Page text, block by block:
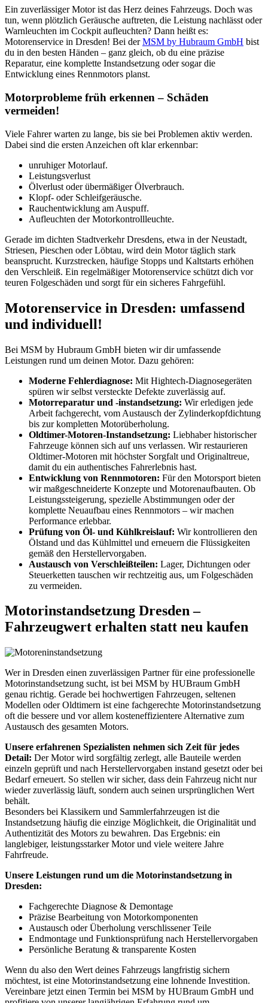
Ein zuverlässiger Motor ist das Herz deines Fahrzeugs. Doch was
tun, wenn plötzlich Geräusche auftreten, die Leistung nachlässt oder
Warnleuchten im Cockpit aufleuchten? Dann heißt es:
Motorenservice in Dresden! Bei derMSM by Hubraum GmbH bist
du in den besten Händen – ganz gleich, ob du eine präzise
Reparatur, eine komplette Instandsetzung oder sogar die
Entwicklung eines Rennmotors planst.
Motorprobleme früh erkennen – Schäden
vermeiden!
Viele Fahrer warten zu lange, bis sie bei Problemen aktiv werden.
Dabei sind die ersten Anzeichen oft klar erkennbar:
unruhiger Motorlauf.
Leistungsverlust
Ölverlust oder übermäßiger Ölverbrauch.
Klopf- oder Schleifgeräusche.
Rauchentwicklung am Auspuff.
Aufleuchten der Motorkontrollleuchte.
Gerade im dichten Stadtverkehr Dresdens, etwa in der Neustadt,
Striesen, Pieschen oder Löbtau, wird dein Motor täglich stark
beansprucht. Kurzstrecken, häufige Stopps und Kaltstarts erhöhen
den Verschleiß. Ein regelmäßiger Motorenservice schützt dich vor
teuren Folgeschäden und sorgt für ein sicheres Fahrgefühl.
Motorenservice in Dresden: umfassend
und individuell!
Bei MSM by Hubraum GmbH bieten wir dir umfassende
Leistungen rund um deinen Motor. Dazu gehören:
Moderne Fehlerdiagnose: Mit Hightech-Diagnosegeräten
spüren wir selbst versteckte Defekte zuverlässig auf.
Motorreparatur und -instandsetzung: Wir erledigen jede
Arbeit fachgerecht, vom Austausch der Zylinderkopfdichtung
bis zur kompletten Motorüberholung.
Oldtimer-Motoren-Instandsetzung: Liebhaber historischer
Fahrzeuge können sich auf uns verlassen. Wir restaurieren
Oldtimer-Motoren mit höchster Sorgfalt und Originaltreue,
damit du ein authentisches Fahrerlebnis hast.
Entwicklung von Rennmotoren: Für den Motorsport bieten
wir maßgeschneiderte Konzepte und Motorenaufbauten. Ob
Leistungssteigerung, spezielle Abstimmungen oder der
komplette Neuaufbau eines Rennmotors – wir machen
Performance erlebbar.
Prüfung von Öl- und Kühlkreislauf: Wir kontrollieren den
Ölstand und das Kühlmittel und erneuern die Flüssigkeiten
gemäß den Herstellervorgaben.
Austausch von Verschleißteilen: Lager, Dichtungen oder
Steuerketten tauschen wir rechtzeitig aus, um Folgeschäden
zu vermeiden.
Motorinstandsetzung Dresden –
Fahrzeugwert erhalten statt neu kaufen
Wer in Dresden einen zuverlässigen Partner für eine professionelle
Motorinstandsetzung sucht, ist bei MSM by HUBraum GmbH
genau richtig. Gerade bei hochwertigen Fahrzeugen, seltenen
Modellen oder Oldtimern ist eine fachgerechte Motorinstandsetzung
oft die bessere und vor allem kosteneffizientere Alternative zum
Austausch des gesamten Motors.
Unsere erfahrenen Spezialisten nehmen sich Zeit für jedes
Detail: Der Motor wird sorgfältig zerlegt, alle Bauteile werden
einzeln geprüft und nach Herstellervorgaben instand gesetzt oder bei
Bedarf erneuert. So stellen wir sicher, dass dein Fahrzeug nicht nur
wieder zuverlässig läuft, sondern auch seinen ursprünglichen Wert
behält.
Besonders bei Klassikern und Sammlerfahrzeugen ist die
Instandsetzung häufig die einzige Möglichkeit, die Originalität und
Authentizität des Motors zu bewahren. Das Ergebnis: ein
langlebiger, leistungsstarker Motor und viele weitere Jahre
Fahrfreude.
Unsere Leistungen rund um die Motorinstandsetzung in
Dresden:
Fachgerechte Diagnose & Demontage
Präzise Bearbeitung von Motorkomponenten
Austausch oder Überholung verschlissener Teile
Endmontage und Funktionsprüfung nach Herstellervorgaben
Persönliche Beratung & transparente Kosten
Wenn du also den Wert deines Fahrzeugs langfristig sichern
möchtest, ist eine Motorinstandsetzung eine lohnende Investition.
Vereinbare jetzt einen Termin bei MSM by HUBraum GmbH und